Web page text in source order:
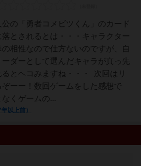
公の「勇者コメビツくん」のカード
落とされるとは・・・キャラクター
相性なので仕方ないのですが、自
ーダーとして選んだキャラが真っ先
とヘコみますね・・・ 次回はリ
ーー！数回ゲームをした感想で
くゲームの...
以上前）